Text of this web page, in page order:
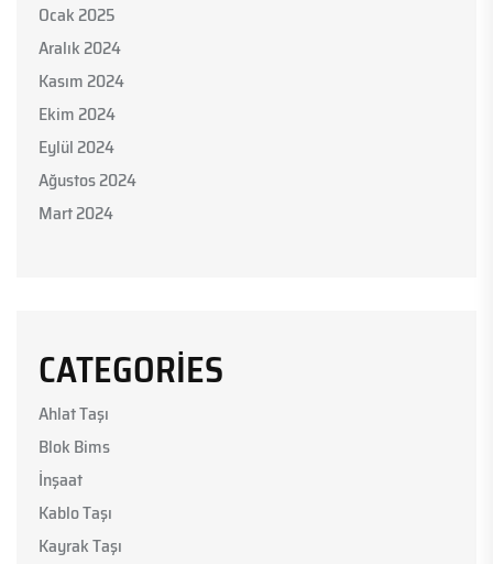
Ocak 2025
Aralık 2024
Kasım 2024
Ekim 2024
Eylül 2024
Ağustos 2024
Mart 2024
CATEGORIES
Ahlat Taşı
Blok Bims
İnşaat
Kablo Taşı
Kayrak Taşı